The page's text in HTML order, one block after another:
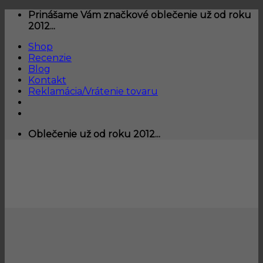
Skip
Prinášame Vám značkové oblečenie už od roku
2012...
Shop
Recenzie
Blog
Kontakt
Reklamácia/Vrátenie tovaru
Oblečenie už od roku 2012...